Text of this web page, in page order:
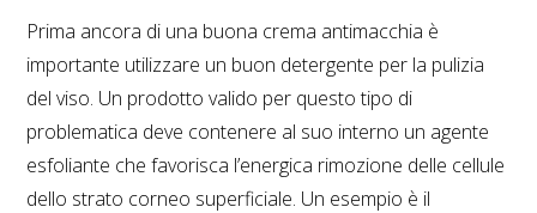
Prima ancora di una buona crema antimacchia è
importante utilizzare un buon detergente per la pulizia
del viso. Un prodotto valido per questo tipo di
problematica deve contenere al suo interno un agente
esfoliante che favorisca l’energica rimozione delle cellule
dello strato corneo superficiale. Un esempio è il